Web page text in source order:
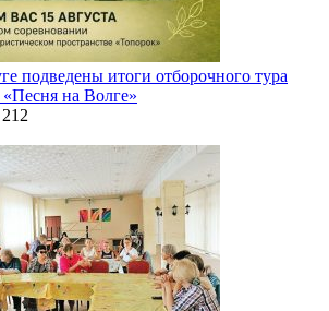
подведены итоги отборочного тура
«Песня на Волге»
212